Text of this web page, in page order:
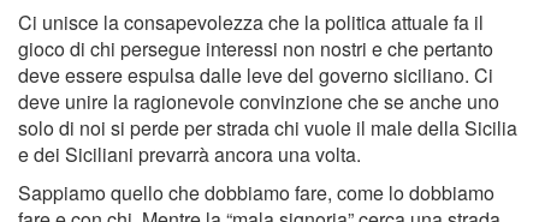
Ci unisce la consapevolezza che la politica attuale fa il
gioco di chi persegue interessi non nostri e che pertanto
deve essere espulsa dalle leve del governo siciliano. Ci
deve unire la ragionevole convinzione che se anche uno
solo di noi si perde per strada chi vuole il male della Sicilia
e dei Siciliani prevarrà ancora una volta.
Sappiamo quello che dobbiamo fare, come lo dobbiamo